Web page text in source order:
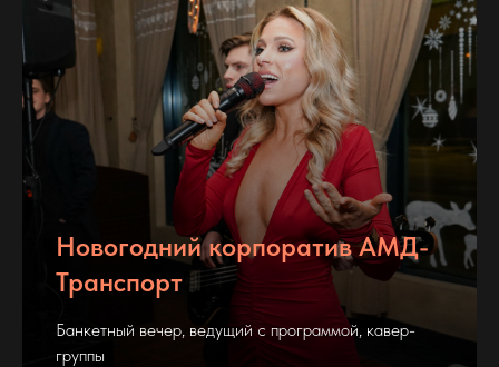
Новогодний корпоратив АМД-
Транспорт
Банкетный вечер, ведущий с программой, кавер-
группы